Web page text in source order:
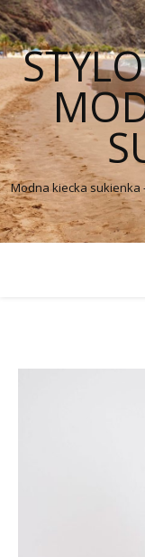
Modna kiecka sukienka